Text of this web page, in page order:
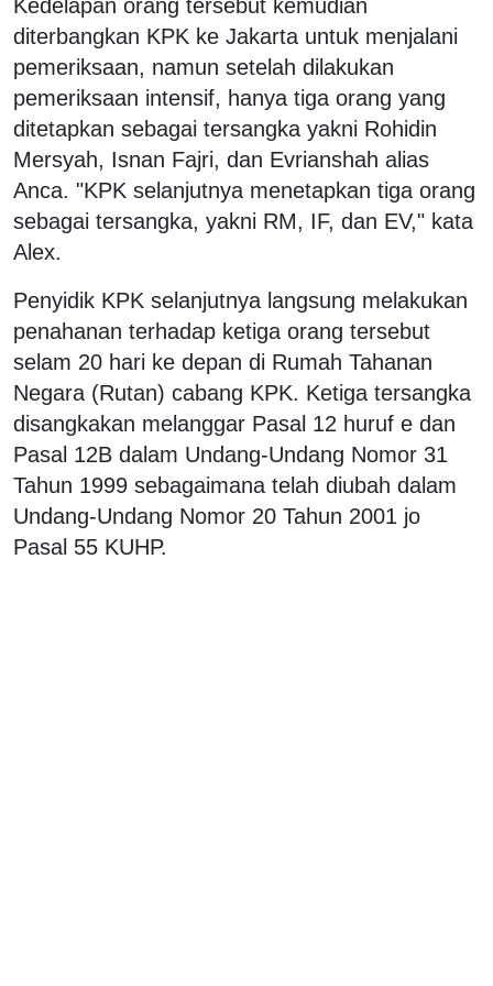
Kedelapan orang tersebut kemudian
diterbangkan KPK ke Jakarta untuk menjalani
pemeriksaan, namun setelah dilakukan
pemeriksaan intensif, hanya tiga orang yang
ditetapkan sebagai tersangka yakni Rohidin
Mersyah, Isnan Fajri, dan Evrianshah alias
Anca. "KPK selanjutnya menetapkan tiga orang
sebagai tersangka, yakni RM, IF, dan EV," kata
Alex.
Penyidik KPK selanjutnya langsung melakukan
penahanan terhadap ketiga orang tersebut
selam 20 hari ke depan di Rumah Tahanan
Negara (Rutan) cabang KPK. Ketiga tersangka
disangkakan melanggar Pasal 12 huruf e dan
Pasal 12B dalam Undang-Undang Nomor 31
Tahun 1999 sebagaimana telah diubah dalam
Undang-Undang Nomor 20 Tahun 2001 jo
Pasal 55 KUHP.